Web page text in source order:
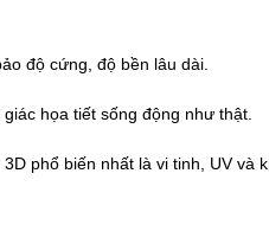
độ cứng, độ bền lâu dài.
họa tiết sống động như thật.
phổ biến nhất là vi tinh, UV và